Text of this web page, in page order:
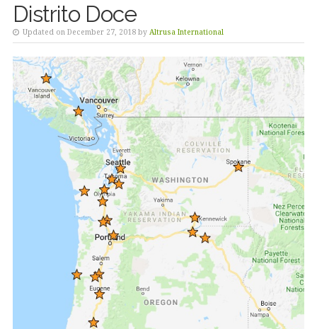
Distrito Doce
Updated on December 27, 2018 by Altrusa International